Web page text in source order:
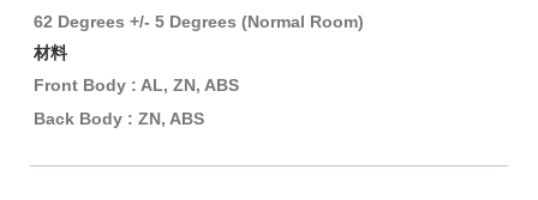
62 Degrees +/- 5 Degrees (Normal Room)
材料
Front Body : AL, ZN, ABS
Back Body : ZN, ABS